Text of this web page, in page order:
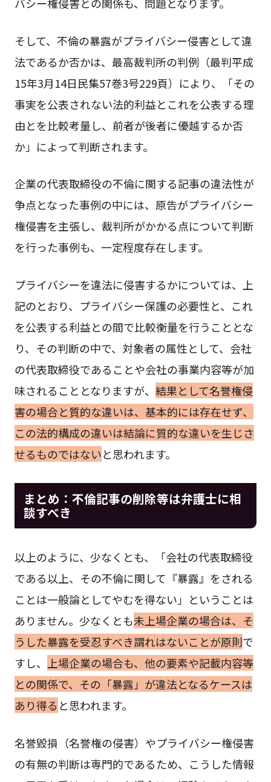
そして、不倫の暴露がプライバシー侵害として違
法であるか否かは、最高裁判所の判例（最判平成
15年3月14日民集57巻3号229頁）により、「その
事実を公表されない法的利益とこれを公表する理
由とを比較考量し、前者が後者に優越するか否
か」によって判断されます。
企業の代表取締役の不倫に関する記事の違法性が
争点となった事例の中には、原告がプライバシー
権侵害を主張し、裁判所がかかる点について判断
を行った事例も、一定程度存在します。
プライバシーを違法に侵害するかについては、上
記のとおり、プライバシー保護の必要性と、これ
を公表する利益との間で比較衡量を行うこととな
り、その判断の中で、対象者の属性として、会社
の代表取締役であることや会社の事業内容等が加
味されることとなりますが、 結果として名誉権侵
害の場合と質的な違いは、基本的には存在せず、
この法的構成の違いは結論に質的な違いを生じさ
せるものではないと思われます。
まとめ：不倫記事の削除等は弁護士に相
談すべき
以上のように、少なくとも、「会社の代表取締役
である以上、その不倫に関して『暴露』をされる
ことは一般論としてやむを得ない」ということは
ありません。少なくとも未上場企業の場合は、そ
うした暴露を受忍すべき謂れはないことが原則で
すし、
上場企業の場合も、他の要素や記載内容等
との関係で、その「暴露」が違法となるケースは
あり得る と思われます。
名誉毀損（名誉権の侵害）やプライバシー権侵害
の有無の判断は専門的であるため、こうした情報